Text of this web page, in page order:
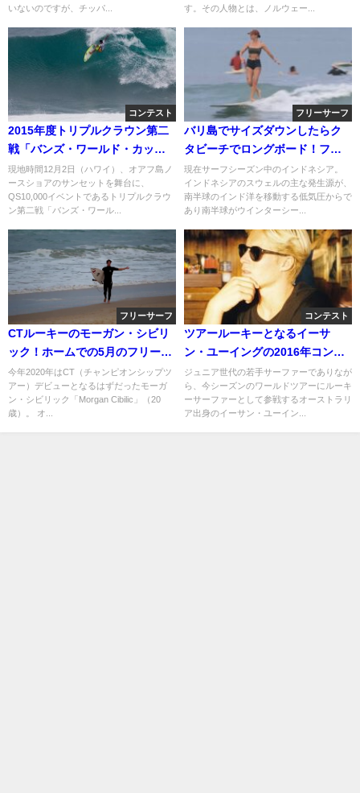
いないのですが、チッパ...
す。その人物とは、ノルウェー...
コンテスト
2015年度トリプルクラウン第二
戦「バンズ・ワールド・カッ
プ」：三日目ハイライト
現地時間12月2日（ハワイ）、オアフ島ノ
ースショアのサンセットを舞台に、
QS10,000イベントであるトリプルクラウ
ン第二戦「バンズ・ワール...
フリーサーフ
バリ島でサイズダウンしたらク
タビーチでロングボード！フリ
ーサーフィン動画
現在サーフシーズン中のインドネシア。
インドネシアのスウェルの主な発生源が、
南半球のインド洋を移動する低気圧からで
あり南半球がウインターシー...
フリーサーフ
CTルーキーのモーガン・シビリ
ック！ホームでの5月のフリーサ
ーフ動画
今年2020年はCT（チャンピオンシップツ
アー）デビューとなるはずだったモーガ
ン・シビリック「Morgan Cibilic」（20
歳）。 オ...
コンテスト
ツアールーキーとなるイーサ
ン・ユーイングの2016年コンテ
ストのハイライト動画
ジュニア世代の若手サーファーでありなが
ら、今シーズンのワールドツアーにルーキ
ーサーファーとして参戦するオーストラリ
ア出身のイーサン・ユーイン...